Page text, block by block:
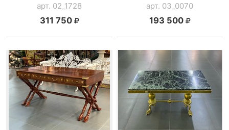
арт. 02_1728
311 750
арт. 03_0070
193 500